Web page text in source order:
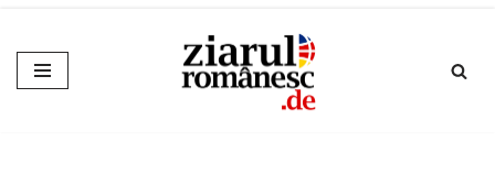
Sari
la